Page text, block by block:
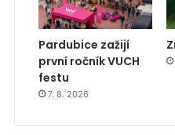
Pardubice zažijí
první ročník VUCH
festu
7. 8. 2026